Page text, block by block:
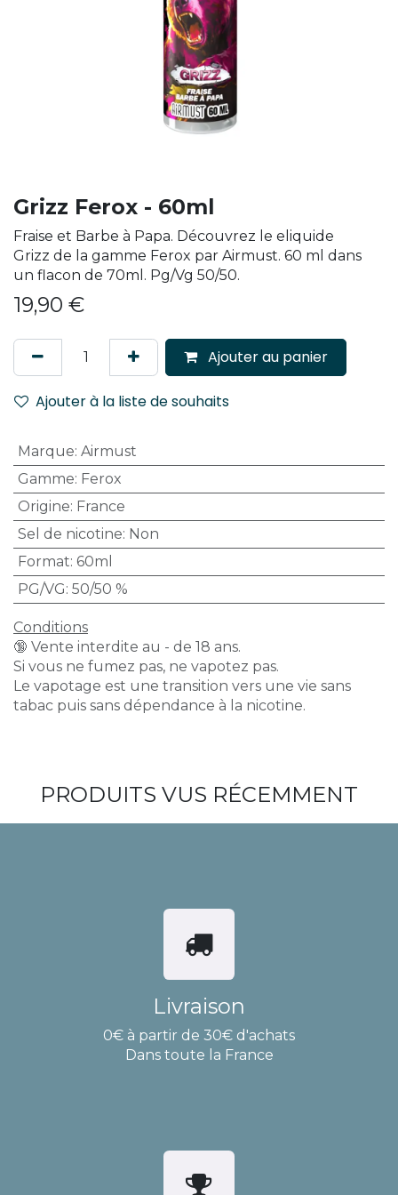
Grizz Ferox - 60ml
Fraise et Barbe à Papa. Découvrez le eliquide
Grizz de la gamme Ferox par Airmust. 60 ml dans
un flacon de 70ml. Pg/Vg 50/50.
19,90 €
Ajouter au panier
Ajouter à la liste de souhaits
Marque: Airmust
Gamme: Ferox
Origine: France
Sel de nicotine: Non
Format: 60ml
PG/VG: 50/50 %
Conditions
🔞 Vente interdite au - de 18 ans.
Si vous ne fumez pas, ne vapotez pas.
Le vapotage est une transition vers une vie sans
tabac puis sans dépendance à la nicotine.
PRODUITS VUS RÉCEMMENT
Livraison
0€ à partir de 30€ d'achats
Dans toute la France